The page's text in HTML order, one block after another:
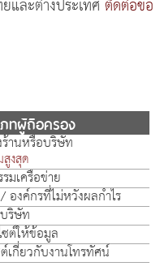
และต่างประเทศ ติดต่อขอ
ภทผู้ถือครอง
านหรือบริษัท
งสุด
มเครือข่าย
งค์กรที่ไม่หวังผลกำไร
ริษัท
ต์ให้ข้อมูล
เกี่ยวกับงานโทรทัศน์